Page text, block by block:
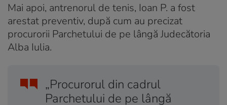
Mai apoi, antrenorul de tenis, Ioan P. a fost
arestat preventiv, după cum au precizat
procurorii Parchetului de pe lângă Judecătoria
Alba Iulia.
„Procurorul din cadrul
Parchetului de pe lângă